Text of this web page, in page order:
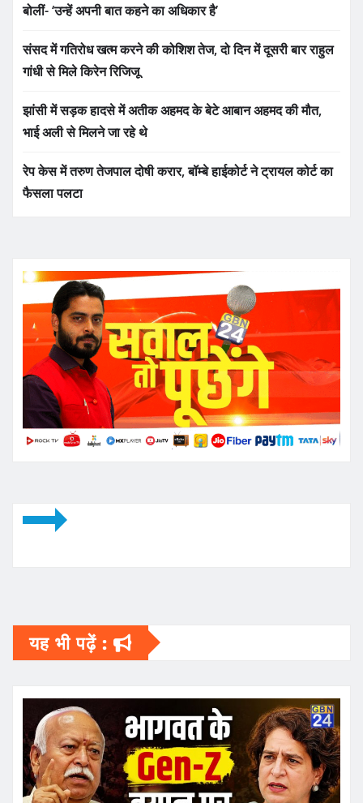
बोलीं- ‘उन्हें अपनी बात कहने का अधिकार है’
संसद में गतिरोध खत्म करने की कोशिश तेज, दो दिन में दूसरी बार राहुल
गांधी से मिले किरेन रिजिजू
झांसी में सड़क हादसे में अतीक अहमद के बेटे आबान अहमद की मौत,
भाई अली से मिलने जा रहे थे
रेप केस में तरुण तेजपाल दोषी करार, बॉम्बे हाईकोर्ट ने ट्रायल कोर्ट का
फैसला पलटा
यह भी पढ़ें :